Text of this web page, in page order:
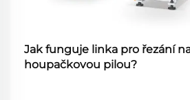
Jak funguje linka pro řezání
houpačkovou pilou?